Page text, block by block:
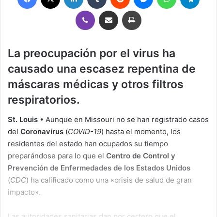
Viber Compartir por correo electrónicoImprimir
La preocupación por el virus ha
causado una escasez repentina de
máscaras médicas y otros filtros
respiratorios.
St. Louis • Aunque en Missouri no se han registrado casos
del Coronavirus (COVID-19) hasta el momento, los
residentes del estado han ocupados su tiempo
preparándose para lo que el Centro de Control y
Prevención de Enfermedades de los Estados Unidos
(CDC) ha calificado como una «crisis de salud de gran
impacto».